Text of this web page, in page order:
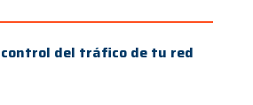
del tráfico de tu red